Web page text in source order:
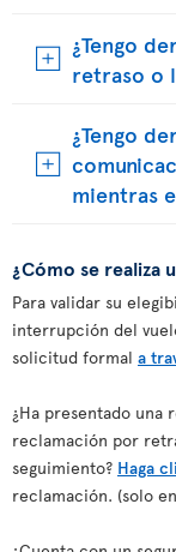
¿Tengo
retraso o
¿Tengo
mientras
¿Cómo se realiza
Para validar su
interrupción del
solicitud formal a
¿Ha presentado
reclamación por
seguimiento? Haga
reclamación. (solo